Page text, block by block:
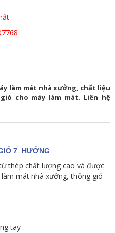
làm mát nhà xưởng, chất liệu
cho máy làm mát. Liên hệ
7 HƯỚNG
thép chất lượng cao và được
mát nhà xưởng, thông gió
tay